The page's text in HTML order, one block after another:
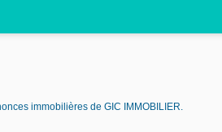
immobilières de GIC IMMOBILIER.